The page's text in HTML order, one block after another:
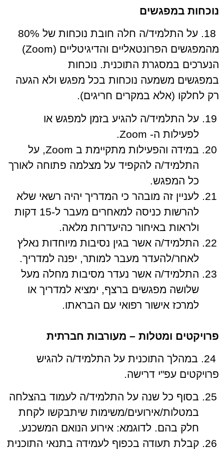
נוכחות במפגשים
18. על התלמיד/ה חלה חובת נוכחות של 80%
מהמפגשים הפרונטאליים והדיגיטליים (Zoom)
הנערכים במסגרת התוכנית. נוכחות
במפגשים משמעה נוכחות בכל מפגש ולא הגעה
רק לחלקו (אלא במקרים חריגים).
על התלמיד/ה להגיע בזמן למפגש או
לפעילות ה- Zoom.
במידה והפעילות מתקיימת ב Zoom, על
התלמיד/ה להקפיד על מצלמה פתוחה לאורך
כל המפגש.
לעניין זה מובהר כי המדריך יהיה רשאי שלא
להרשות כניסה למאחרים מעבר ל-15 דקות
ולראות באיחור כהיעדרות מלאה.
התלמיד/ה אשר בגין נסיבות מיוחדות נאלץ
לאחר/להעדר מעבר למותר, יפנה למדריך.
התלמיד/ה אשר נעדר מסיבות מחלה מעל
שלושה מפגשים ברצף, ימציא למדריך או
למרכז אישור רפואי עם הבראתו.
פרויקטים ומטלות – מעורבות חברתית
24. במהלך התוכנית על התלמיד/ה להגיש
פרויקטים עפ"י דרישה.
בסוף כל שנה על התלמיד/ה לעמוד בהצלחה
במטלות/אירועים/משימות שיתבקשו לקחת
חלק בהם. לדוגמא: אירוע הנואם המשכנע.
קבלת תעודה בכפוף לעמידה בתנאי התוכנית